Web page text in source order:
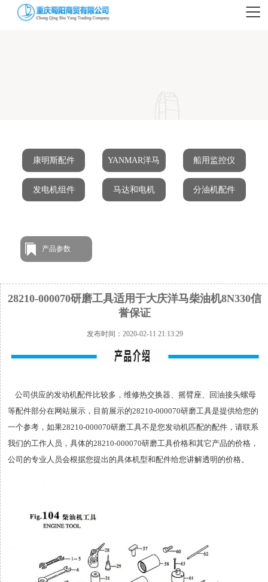
康明斯配件 YANMAR洋马 船用监控仪
发电机组件 马达和电机 分油机配件
产品参数
28210-000070研磨工具适用于大庆洋马柴油机8N330信
誉保证
发布时间：2020-02-11 21:13:29
公司供应的发动机配件比较多，维修热交换器、摇臂座、回油接头螺母
等配件部分在网站展示，目前展示的28210-000070研磨工具是提供给您的
一个参考，如果28210-000070研磨工具不是您发动机匹配的配件，请联系
我们的工作人员，具体的28210-000070研磨工具价格和其它产品的价格，
公司的专业人员会根据您提出的具体机型和配件给您讲解透明的价格。